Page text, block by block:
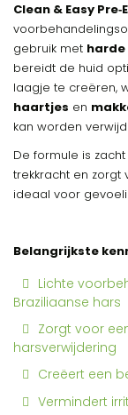
Clean & Easy
gebruik met harde
bereidt de huid
laagje te creëren,
haartjes en
kan worden
De formule is
trekkracht en
ideaal voor
Belangrijkste
Lichte
Braziliaanse hars
Zorgt voor
harsverwijdering
Creëert een
Vermindert